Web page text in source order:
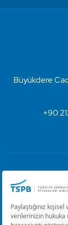
Büyükdere
+90
Türkiye